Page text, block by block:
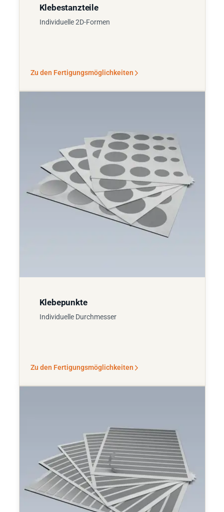
Klebestanzteile
Individuelle 2D-Formen
Zu den Fertigungsmöglichkeiten
Klebepunkte
Individuelle Durchmesser
Zu den Fertigungsmöglichkeiten